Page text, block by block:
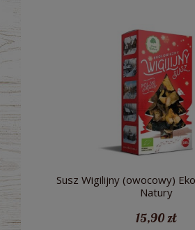
Susz Wigilijny (owocowy)
Natury
15,90 zł